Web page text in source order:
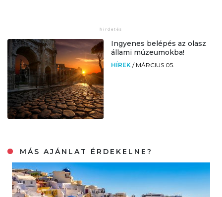
Ingyenes belépés az olasz
állami múzeumokba!
HÍREK / MÁRCIUS 05.
MÁS AJÁNLAT ÉRDEKELNE?